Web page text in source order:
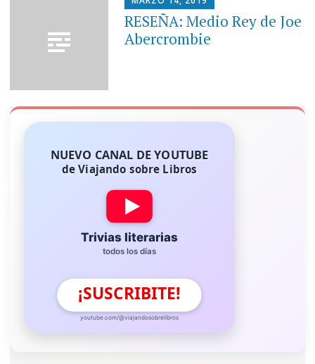
RESEÑA: Medio Rey de Joe
Abercrombie
NUEVO CANAL DE YOUTUBE
de Viajando sobre Libros
Trivias literarias
todos los días
¡SUSCRIBITE!
youtube.com/@viajandosobrelibros